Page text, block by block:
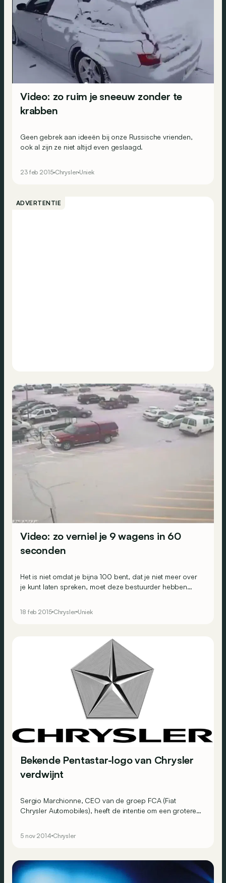
Video: zo ruim je sneeuw zonder te
krabben
Geen gebrek aan ideeën bij onze Russische vrienden,
ook al zijn ze niet altijd even geslaagd.
23 feb 2015 Chrysler Uniek
ADVERTENTIE
Video: zo verniel je 9 wagens in 60
seconden
Het is niet omdat je bijna 100 bent, dat je niet meer over
je kunt laten spreken, moet deze bestuurder hebben
supermarkt in de staat Wisconsin een nieuwe invulling
18 feb 2015 Chrysler Uniek
Bekende Pentastar-logo van Chrysler
verdwijnt
Sergio Marchionne, CEO van de groep FCA (Fiat
Chrysler Automobiles), heeft de intentie om een grotere
5 nov 2014 Chrysler